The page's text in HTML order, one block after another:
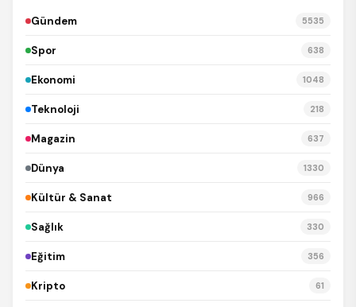
Gündem 5535
Spor 638
Ekonomi 1048
Teknoloji 218
Magazin 637
Dünya 1330
Kültür & Sanat 966
Sağlık 330
Eğitim 356
Kripto 61